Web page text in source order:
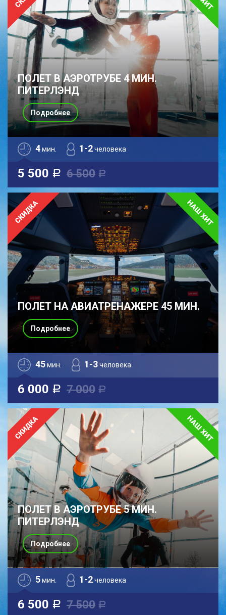
ПОЛЕТ В АЭРОТРУБЕ 4 МИН.
ПИТЕРЛЭНД
4мин. 1-2человека
5 500 a 6 500 a
Подробнее
ПОЛЕТ НА АВИАТРЕНАЖЕРЕ 45 МИН.
45мин. 1-3человека
6 000 a 7 000 a
Подробнее
ПОЛЕТ В АЭРОТРУБЕ 5 МИН.
ПИТЕРЛЭНД
5мин. 1-2человека
6 500 a 7 500 a
Подробнее